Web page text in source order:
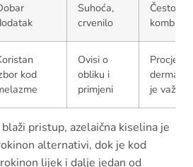
Suhoća,
crvenilo
Često u
kod
Ovisi o
obliku i
primjeni
Procjena
je važna
pristup, azelaična kiselina je
alternativi, dok je kod
lijek i dalje jedan od